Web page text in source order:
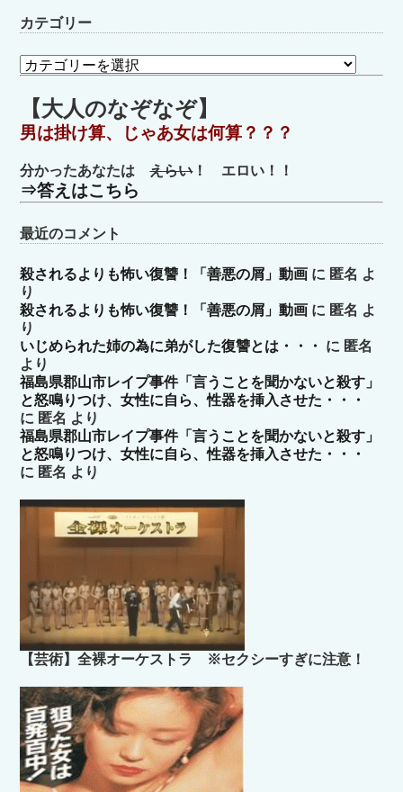
カテゴリー
カ
テ
ゴ
リ
ー
【大人のなぞなぞ】
男は掛け算、じゃあ女は何算？？？
分かったあなたはえらい！ エロい！！
⇒答えはこちら
最近のコメント
殺されるよりも怖い復讐！「善悪の屑」動画 に 匿名 よ
り
殺されるよりも怖い復讐！「善悪の屑」動画 に 匿名 よ
り
いじめられた姉の為に弟がした復讐とは・・・
に 匿名
より
福島県郡山市レイプ事件「言うことを聞かないと殺す」
と怒鳴りつけ、女性に自ら、性器を挿入させた・・・
に 匿名 より
福島県郡山市レイプ事件「言うことを聞かないと殺す」
と怒鳴りつけ、女性に自ら、性器を挿入させた・・・
に 匿名 より
【芸術】全裸オーケストラ ※セクシーすぎに注意！